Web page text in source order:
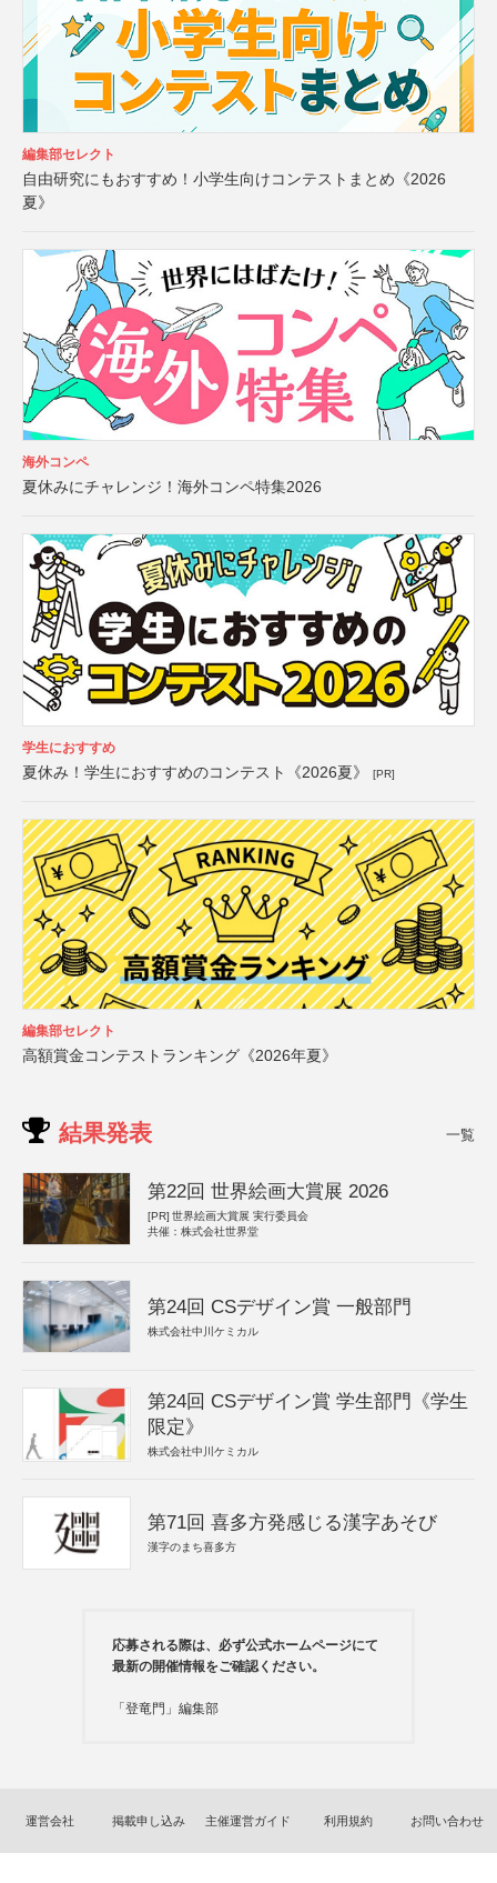
編集部セレクト
自由研究にもおすすめ！小学生向けコンテストまとめ《2026
夏》
海外コンペ
夏休みにチャレンジ！海外コンペ特集2026
学生におすすめ
夏休み！学生におすすめのコンテスト《2026夏》 [PR]
編集部セレクト
高額賞金コンテストランキング《2026年夏》
結果発表 一覧
第22回 世界絵画大賞展 2026
[PR] 世界絵画大賞展 実行委員会
共催：株式会社世界堂
第24回 CSデザイン賞 一般部門
株式会社中川ケミカル
第24回 CSデザイン賞 学生部門《学生
限定》
株式会社中川ケミカル
第71回 喜多方発感じる漢字あそび
漢字のまち喜多方
応募される際は、必ず公式ホームページにて
最新の開催情報をご確認ください。
「登竜門」編集部
運営会社 掲載申し込み 主催運営ガイド 利用規約 お問い合わせ